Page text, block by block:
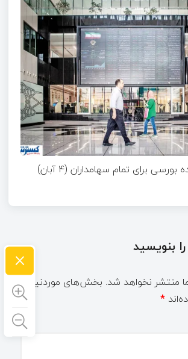
بورسی برای تمام سهامداران (۴ آبان)
بنویسید
منتشر نخواهد شد. بخش‌های موردنیاز
*
×